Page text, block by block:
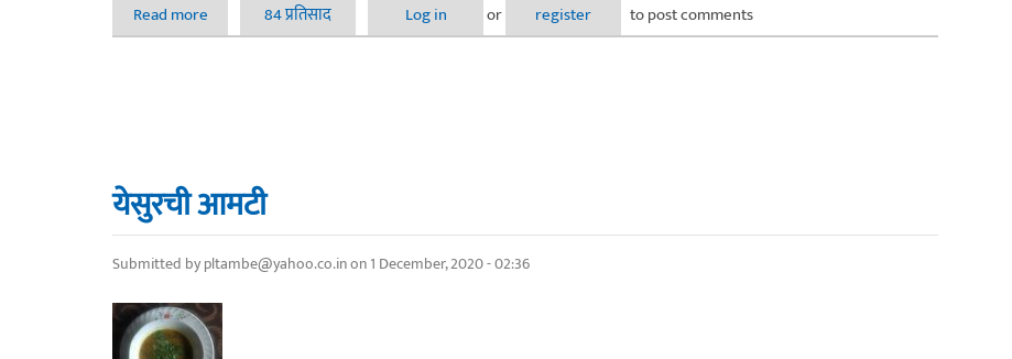
Read more about लक्षवेधी ..कोथिंबीर सूप...
84 प्रतिसाद Log in or register to post comments
येसुरची आमटी
Submitted bypltambe@yahoo.co.inon 1 December, 2020 - 02:36